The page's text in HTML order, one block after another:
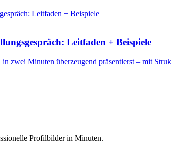
Leitfaden + Beispiele
zwei Minuten überzeugend präsentierst – mit
Profilbilder in Minuten.